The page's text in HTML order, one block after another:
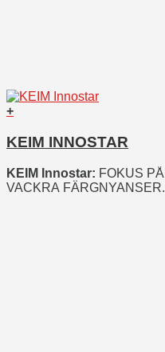
+
KEIM INNOSTAR
KEIM Innostar: FOKUS
VACKRA